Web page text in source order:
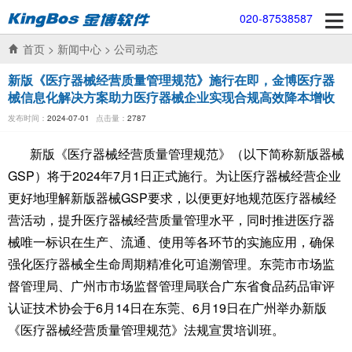
020-87538587
首页 > 新闻中心 > 公司动态
新版《医疗器械经营质量管理规范》施行在即，金博医疗器
械信息化解决方案助力医疗器械企业实现合规高效降本增收
发布时间： 2024-07-01 点击量： 2787
新版《医疗器械经营质量管理规范》（以下简称新版器械
GSP）将于2024年7月1日正式施行。为让医疗器械经营企业
更好地理解新版器械GSP要求，以便更好地规范医疗器械经
营活动，提升医疗器械经营质量管理水平，同时推进医疗器
械唯一标识在生产、流通、使用等各环节的实施应用，确保
强化医疗器械全生命周期精准化可追溯管理。东莞市市场监
督管理局、广州市市场监督管理局联合广东省食品药品审评
认证技术协会于6月14日在东莞、6月19日在广州举办新版
《医疗器械经营质量管理规范》法规宣贯培训班。